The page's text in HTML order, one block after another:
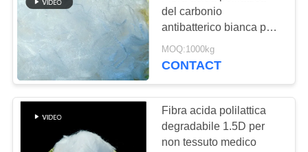
Fibra di poliestere
coniugata cavità di
Siliconized
del carbonio
antibatterico bianca per
filare
MOQ:1000kg
CONTACT
Fibra acida polilattica
degradabile 1.5D per
non tessuto medico